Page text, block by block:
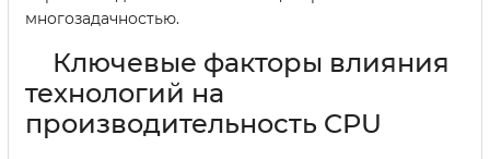
многозадачностью.
Ключевые факторы влияния
технологий на
производительность CPU